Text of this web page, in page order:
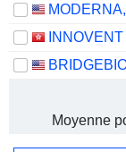
Moyenne